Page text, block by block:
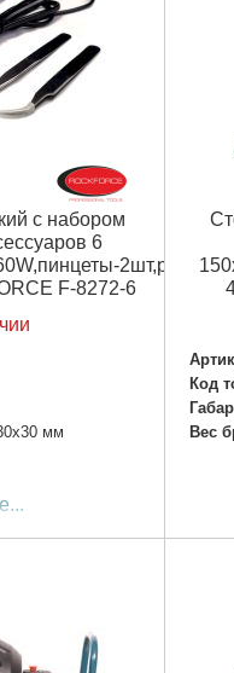
с набором
6
F-8272-6
мм
Код
Вес